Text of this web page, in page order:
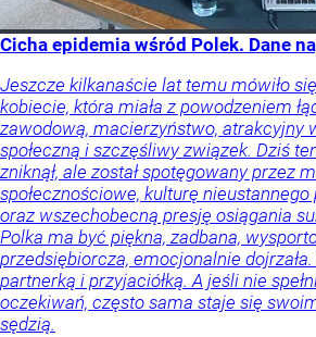
Cicha epidemia wśród Polek. Dane
Jeszcze kilkanaście lat temu mówiło
kobiecie, która miała z powodzeniem
zawodową, macierzyństwo, atrakcyjny
społeczną i szczęśliwy związek. Dziś
zniknął, ale został spotęgowany przez
społecznościowe, kulturę
oraz wszechobecną presję osiągania
Polka ma być piękna, zadbana,
przedsiębiorcza, emocjonalnie
partnerką i przyjaciółką. A jeśli nie
oczekiwań, często sama staje się
sędzią.